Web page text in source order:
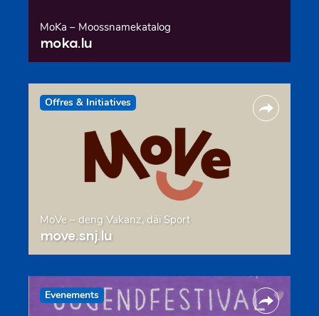
MoKa – Moossnamekatalog
moka.lu
Offres & Initiatives
MoVe – deng Vakanz, däi Sport
move.snj.lu
Evenements